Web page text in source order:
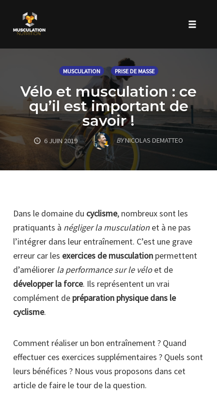
MUSCULATION PRISE DE MASSE
Vélo et musculation : ce
qu’il est important de
savoir !
6 JUIN 2019 BYNICOLAS DEMATTEO
Dans le domaine du cyclisme, nombreux sont les
pratiquants à négliger la musculation et à ne pas
l’intégrer dans leur entraînement. C’est une grave
erreur car les exercices de musculation permettent
d’améliorer la performance sur le véloet de
développer la force. Ils représentent un vrai
complément de préparation physique dans le
cyclisme.
Comment réaliser un bon entraînement ? Quand
effectuer ces exercices supplémentaires ? Quels sont
leurs bénéfices ? Nous vous proposons dans cet
article de faire le tour de la question.